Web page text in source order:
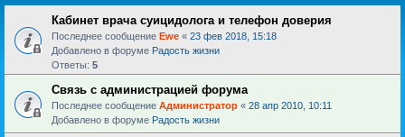
Кабинет врача суицидолога и телефон доверия
Последнее сообщение Ewe « 23 фев 2018, 15:18
Добавлено в форуме Радость жизни
Ответы: 5
Связь с администрацией форума
Последнее сообщение Администратор « 28 апр 2010, 10:11
Добавлено в форуме Радость жизни